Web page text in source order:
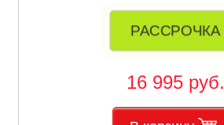
РАССРОЧКА
16 995 руб.